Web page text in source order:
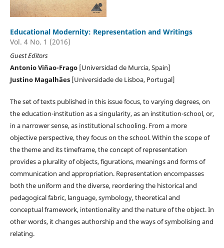
Educational Modernity: Representation and Writings
Vol. 4 No. 1 (2016)
Guest Editors
Antonio Viñao-Frago[Universidad de Murcia, Spain]
Justino Magalhães[Universidade de Lisboa, Portugal]
The set of texts published in this issue focus, to varying degrees, on
the education-institution as a singularity, as an institution-school, or,
in a narrower sense, as institutional schooling. From a more
objective perspective, they focus on the school. Within the scope of
the theme and its timeframe, the concept of representation
provides a plurality of objects, figurations, meanings and forms of
communication and appropriation. Representation encompasses
both the uniform and the diverse, reordering the historical and
pedagogical fabric, language, symbology, theoretical and
conceptual framework, intentionality and the nature of the object. In
other words, it changes authorship and the ways of symbolising and
relating.